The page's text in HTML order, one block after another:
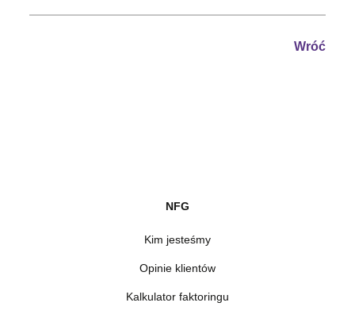
Wróć
NFG
Kim jesteśmy
Opinie klientów
Kalkulator faktoringu